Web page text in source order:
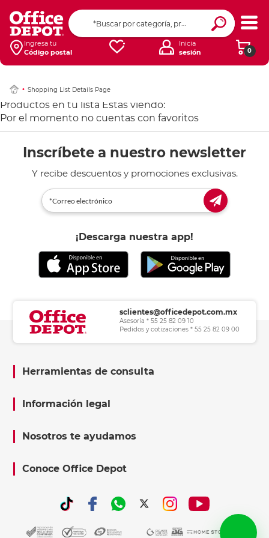
Ingresa tu
Código postal
0
Inicia
sesión
Shopping List Details Page
Productos en tu lista Estas viendo:
Por el momento no cuentas con favoritos
Inscríbete a nuestro newsletter
Y recibe descuentos y promociones exclusivas.
¡Descarga nuestra app!
sclientes@officedepot.com.mx
Asesoría * 55 25 82 09 10
Pedidos y cotizaciones * 55 25 82 09 00
Herramientas de consulta
Información legal
Nosotros te ayudamos
Conoce Office Depot